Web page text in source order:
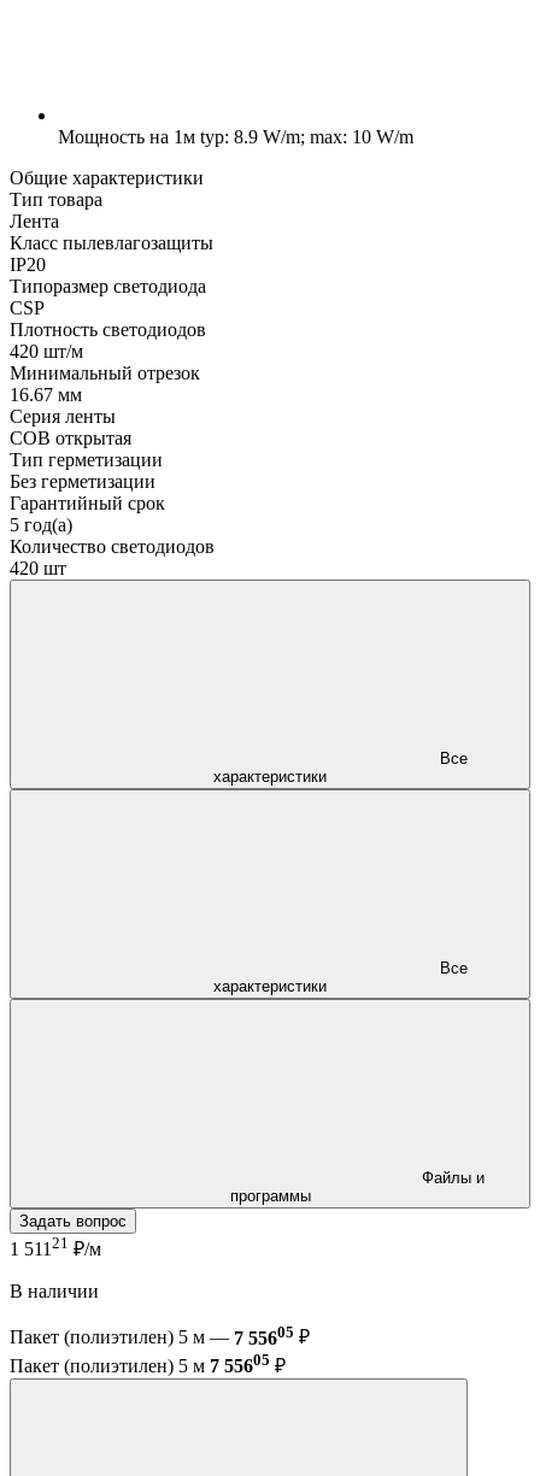
Мощность на 1м typ: 8.9 W/m; max: 10 W/m
Общие характеристики
Тип товара
Лента
Класс пылевлагозащиты
IP20
Типоразмер светодиода
CSP
Плотность светодиодов
420 шт/м
Минимальный отрезок
16.67 мм
Серия ленты
COB открытая
Тип герметизации
Без герметизации
Гарантийный срок
5 год(а)
Количество светодиодов
420 шт
характеристики
характеристики
программы
Задать вопрос
1 511 21 ₽/м
В наличии
Пакет (полиэтилен) 5 м — 7 55605 ₽
Пакет (полиэтилен) 5 м 7 55605 ₽